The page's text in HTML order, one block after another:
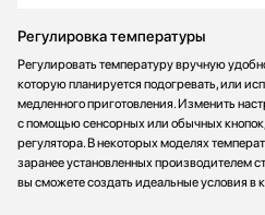
Регулировка температуры
Регулировать температуру вручную
которую планируется подогревать, или
медленного приготовления. Изменить
с помощью сенсорных или обычных
регулятора. В некоторых моделях
заранее установленных производителем
вы сможете создать идеальные условия в